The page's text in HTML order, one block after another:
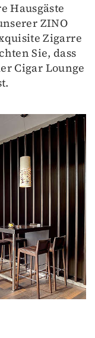
Hausgäste
ZINO
Zigarre
Sie, dass
Cigar Lounge